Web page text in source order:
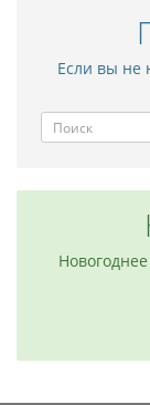
Если вы не